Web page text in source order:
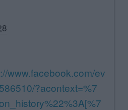
www.facebook.com/ev
?acontext=%7